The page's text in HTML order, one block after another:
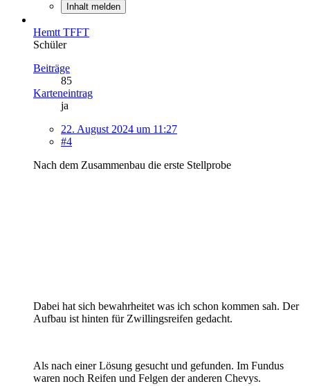
Inhalt melden
Hemtt TFFT
Schüler
Beiträge
85
Karteneintrag
ja
22. August 2024 um 11:27
#4
Nach dem Zusammenbau die erste Stellprobe
Dabei hat sich bewahrheitet was ich schon kommen sah. Der
Aufbau ist hinten für Zwillingsreifen gedacht.
Als nach einer Lösung gesucht und gefunden. Im Fundus
waren noch Reifen und Felgen der anderen Chevys.